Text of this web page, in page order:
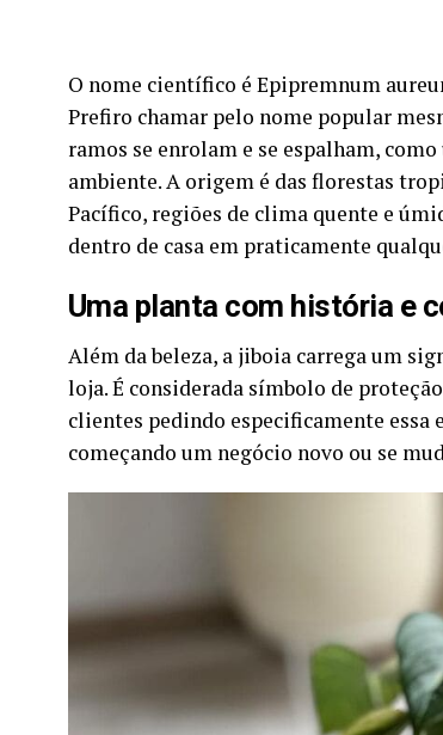
O nome científico é Epipremnum
Prefiro chamar pelo nome popular
ramos se enrolam e se espalham,
ambiente. A origem é das florestas
Pacífico, regiões de clima quente e
dentro de casa em praticamente
Uma planta com história e
Além da beleza, a jiboia carrega um
loja. É considerada símbolo de
clientes pedindo especificamente essa
começando um negócio novo ou se